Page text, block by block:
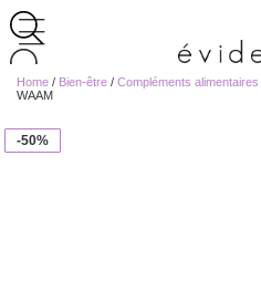
de
produits
Home / Bien-être / Compléments alimentaires
WAAM
-50%